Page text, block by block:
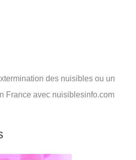
des nuisibles ou un
France avec nuisiblesinfo.com